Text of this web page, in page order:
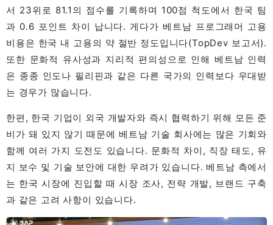
서 23위로 81.1의 점수를 기록하며 100점 척도에서 한국 팀
과 0.6 포인트 차이 납니다. 게다가 베트남 프로그래머 고용
비용은 한국 내 고용의 약 절반 정도입니다(TopDev 보고서).
또한 문화적 유사성과 지리적 편의성으로 인해 베트남 인력
은 종종 인도나 필리핀과 같은 다른 국가의 인력보다 우대받
는 경우가 많습니다.
한편, 한국 기업이 외국 개발자와 즉시 협력하기 위해 모든 준
비가 돼 있지 않기 때문에 베트남 기술 회사에는 많은 기회와
함께 여러 가지 도전도 있습니다. 문화적 차이, 직장 태도, 유
지 보수 및 기술 보안에 대한 우려가 있습니다. 베트남 측에서
는 한국 시장에 진입할 때 시장 조사, 전략 개발, 브랜드 구축
과 같은 고려 사항이 있습니다.